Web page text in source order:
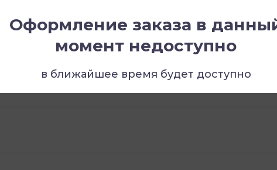
Оформление заказа в
момент недоступно
в ближайшее время будет доступно